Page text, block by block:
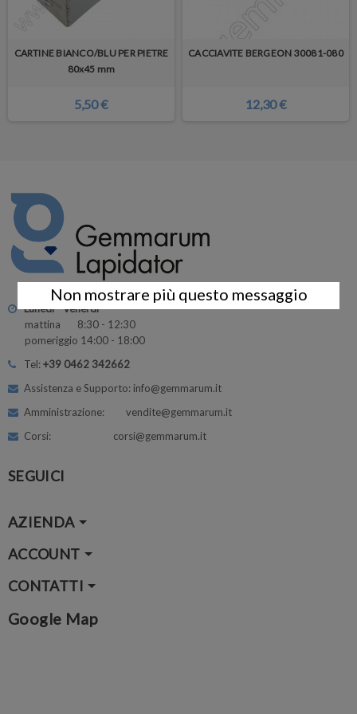
CARTINE BIANCO/BLU PER PIETRE
80x45 mm
5,50 €
CACCIAVITE BERGEON 30081-080
12,30 €
Lunedì - Venerdì
mattina 8:30 - 12:30
pomeriggio 14:00 - 18:00
Tel:+39 0462 342662
Assistenza e Supporto: info@gemmarum.it
Amministrazione: vendite@gemmarum.it
Corsi: corsi@gemmarum.it
SEGUICI
AZIENDA
ACCOUNT
CONTATTI
Google Map
Non mostrare più questo messaggio